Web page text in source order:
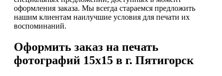
оформления заказа. Мы всегда стараемся предложить
нашим клиентам наилучшие условия для печати их
воспоминаний.
Оформить заказ на печать
фотографий 15х15 в г. Пятигорск